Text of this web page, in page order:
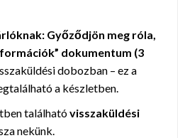
Győződjön meg róla,
dokumentum (3
dobozban – ez a
a készletben.
találhatóvisszaküldési
nekünk.